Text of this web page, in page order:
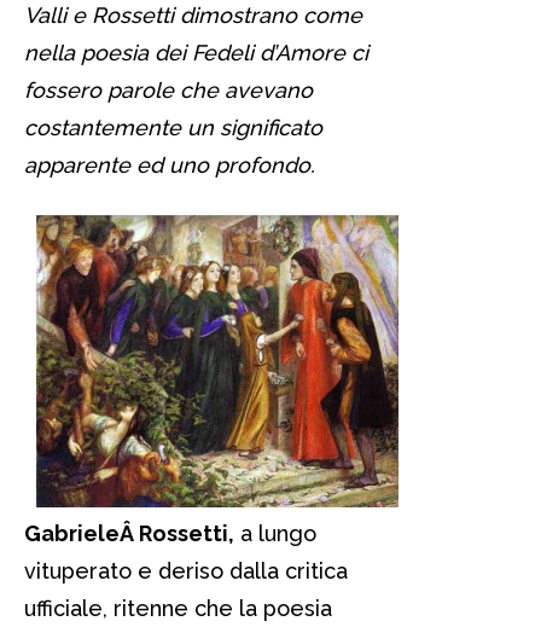
Valli e Rossetti dimostrano come
nella poesia dei Fedeli d’Amore ci
fossero parole che avevano
costantemente un significato
apparente ed uno profondo.
GabrieleÂ Rossetti, a lungo
vituperato e deriso dalla critica
ufficiale, ritenne che la poesia